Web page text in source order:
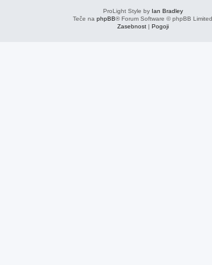
ProLight Style by Ian Bradley
Teče na phpBB® Forum Software © phpBB Limited
Zasebnost| Pogoji